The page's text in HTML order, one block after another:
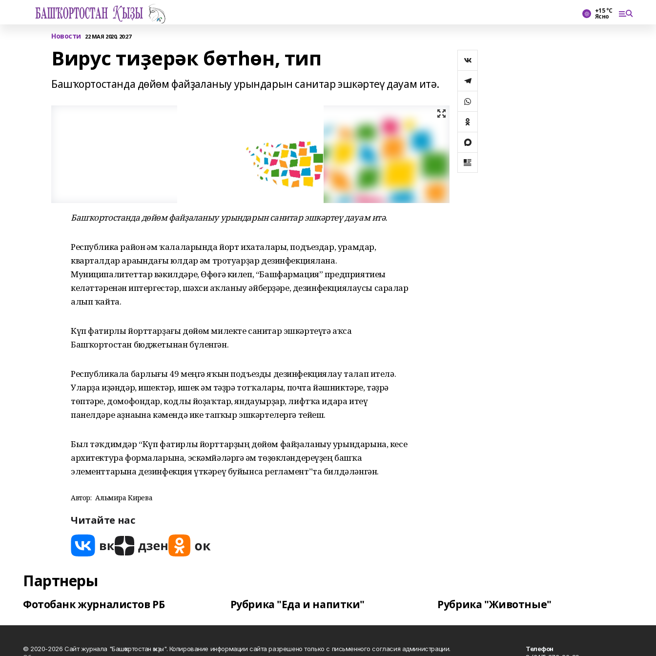
+15 °С
Ясно
Новости 22 МАЯ 2020, 20:27
Вирус тиҙерәк бөтһөн, тип
Башҡортостанда дөйөм файҙаланыу урындарын санитар эшкәртеү дауам итә.
Башҡортостанда дөйөм файҙаланыу урындарын санитар эшкәртеү дауам итә.
Республика район һәм ҡалаларында йорт ихаталары, подъездар, урамдар,
кварталдар араһындағы юлдар һәм тротуарҙар дезинфекциялана.
Муниципалитеттар вәкилдәре, Өфөгә килеп, “Башфармация” предприятиеһы
келәттәренән һиптергестәр, шәхси һаҡланыу әйберҙәре, дезинфекциялаусы саралар
алып ҡайта.
Күп фатирлы йорттарҙағы дөйөм милекте санитар эшкәртеүгә аҡса
Башҡортостан бюджетынан бүленгән.
Республикала барлығы 49 меңгә яҡын подъезды дезинфекциялау талап ителә.
Уларҙа иҙәндәр, ишектәр, ишек һәм тәҙрә тотҡалары, почта йәшниктәре, тәҙрә
төптәре, домофондар, кодлы йоҙаҡтар, яндауырҙар, лифтҡа идара итеү
панелдәре аҙнаһына кәмендә ике тапҡыр эшкәртелергә тейеш.
Был тәҡдимдәр “Күп фатирлы йорттарҙың дөйөм файҙаланыу урындарына, кесе
архитектура формаларына, эскәмйәләргә һәм төҙөкләндереүҙең башҡа
элементтарына дезинфекция үткәреү буйынса регламент”та билдәләнгән.
Автор: Альмира Кирәева
Читайте нас
Партнеры
Фотобанк журналистов РБ Рубрика "Еда и напитки" Рубрика "Животные"
© 2020-2026 Сайт журнала "Башҡортостан ҡыҙы". Копирование информации сайта разрешено только с письменного согласия администрации.
Телефон